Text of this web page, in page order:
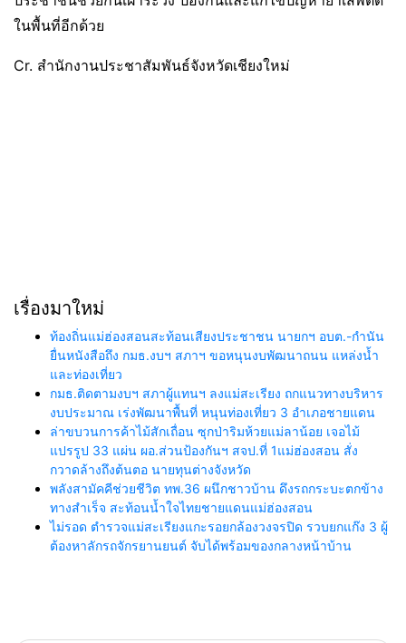
ในพื้นที่อีกด้วย
Cr. สำนักงานประชาสัมพันธ์จังหวัดเชียงใหม่
เรื่องมาใหม่
ท้องถิ่นแม่ฮ่องสอนสะท้อนเสียงประชาชน นายกฯ อบต.-กำนัน
ยื่นหนังสือถึง กมธ.งบฯ สภาฯ ขอหนุนงบพัฒนาถนน แหล่งน้ำ
และท่องเที่ยว
กมธ.ติดตามงบฯ สภาผู้แทนฯ ลงแม่สะเรียง ถกแนวทางบริหาร
งบประมาณ เร่งพัฒนาพื้นที่ หนุนท่องเที่ยว 3 อำเภอชายแดน
ล่าขบวนการค้าไม้สักเถื่อน ซุกป่าริมห้วยแม่ลาน้อย เจอไม้
แปรรูป 33 แผ่น ผอ.ส่วนป้องกันฯ สจป.ที่ 1แม่ฮ่องสอน สั่ง
กวาดล้างถึงต้นตอ นายทุนต่างจังหวัด
พลังสามัคคีช่วยชีวิต ทพ.36 ผนึกชาวบ้าน ดึงรถกระบะตกข้าง
ทางสำเร็จ สะท้อนน้ำใจไทยชายแดนแม่ฮ่องสอน
ไม่รอด ตำรวจแม่สะเรียงแกะรอยกล้องวงจรปิด รวบยกแก๊ง 3 ผู้
ต้องหาลักรถจักรยานยนต์ จับได้พร้อมของกลางหน้าบ้าน